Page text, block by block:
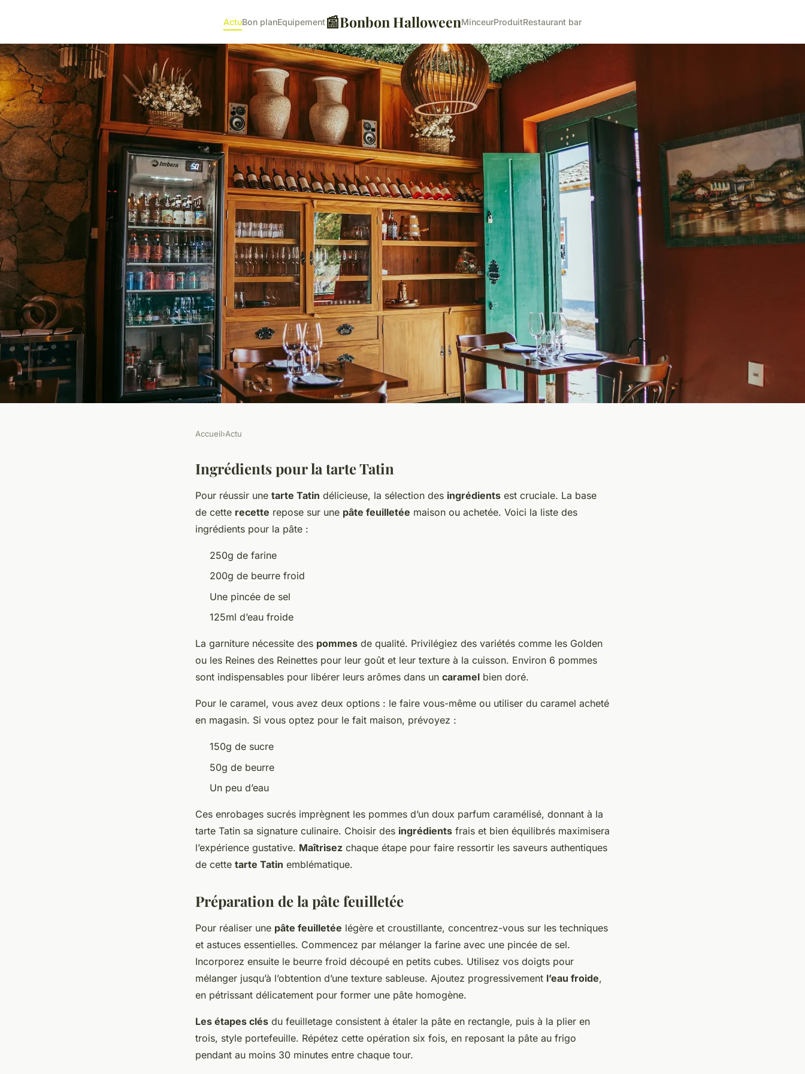
ActuBon planEquipement📰Bonbon HalloweenMinceurProduitRestaurant bar
Apprenez à réaliser une exquise tarte
Tatin aux pommes, nappée de caramel
doré et enveloppée dans une pâte
feuilletée irrésistible !
Accueil›Actu
Ingrédients pour la tarte Tatin
Pour réussir une tarte Tatin délicieuse, la sélection des ingrédients est cruciale. La base
de cette recette repose sur une pâte feuilletée maison ou achetée. Voici la liste des
ingrédients pour la pâte :
250g de farine
200g de beurre froid
Une pincée de sel
125ml d’eau froide
La garniture nécessite des pommes de qualité. Privilégiez des variétés comme les Golden
ou les Reines des Reinettes pour leur goût et leur texture à la cuisson. Environ 6 pommes
sont indispensables pour libérer leurs arômes dans un caramel bien doré.
Pour le caramel, vous avez deux options : le faire vous-même ou utiliser du caramel acheté
en magasin. Si vous optez pour le fait maison, prévoyez :
150g de sucre
50g de beurre
Un peu d’eau
Ces enrobages sucrés imprègnent les pommes d’un doux parfum caramélisé, donnant à la
tarte Tatin sa signature culinaire. Choisir des ingrédients frais et bien équilibrés maximisera
l’expérience gustative. Maîtrisez chaque étape pour faire ressortir les saveurs authentiques
de cette tarte Tatin emblématique.
Préparation de la pâte feuilletée
Pour réaliser une pâte feuilletée légère et croustillante, concentrez-vous sur les techniques
et astuces essentielles. Commencez par mélanger la farine avec une pincée de sel.
Incorporez ensuite le beurre froid découpé en petits cubes. Utilisez vos doigts pour
mélanger jusqu’à l’obtention d’une texture sableuse. Ajoutez progressivement l’eau froide,
en pétrissant délicatement pour former une pâte homogène.
Les étapes clés du feuilletage consistent à étaler la pâte en rectangle, puis à la plier en
trois, style portefeuille. Répétez cette opération six fois, en reposant la pâte au frigo
pendant au moins 30 minutes entre chaque tour.